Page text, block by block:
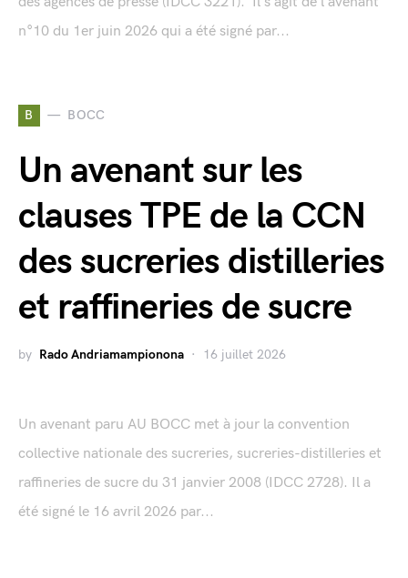
n°10 du 1er juin 2026 qui a été signé par...
B BOCC
Un avenant sur les
clauses TPE de la CCN
des sucreries distilleries
et raffineries de sucre
by Rado Andriamampionona 16 juillet 2026
Un avenant paru AU BOCC met à jour la convention
collective nationale des sucreries, sucreries-distilleries et
raffineries de sucre du 31 janvier 2008 (IDCC 2728). Il a
été signé le 16 avril 2026 par...